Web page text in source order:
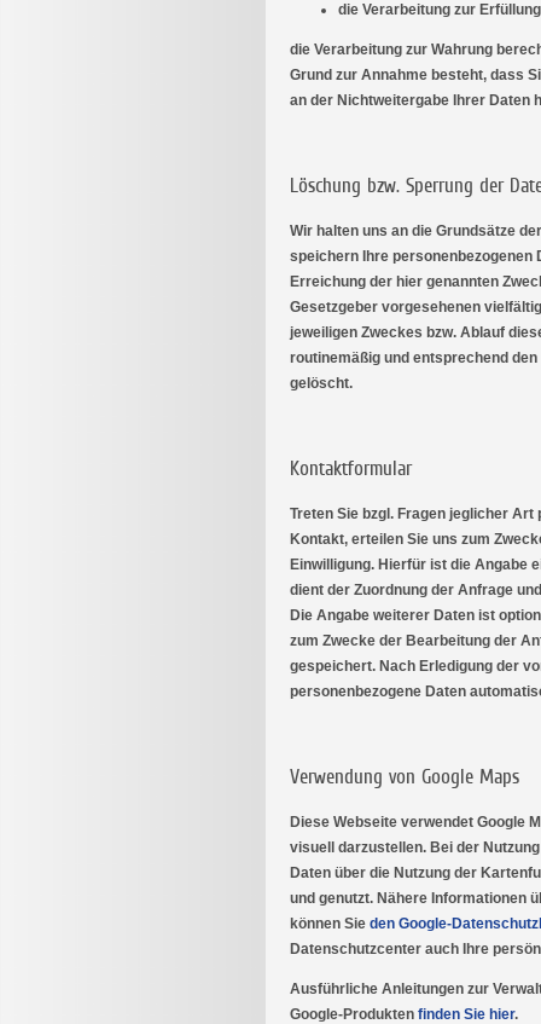
die Verarbeitung zur
die Verarbeitung zur Wahrung
Grund zur Annahme besteht, dass
an der Nichtweitergabe Ihrer Daten
Löschung bzw. Sperrung der
Wir halten uns an die Grundsätze
speichern Ihre personenbezogenen
Erreichung der hier genannten
Gesetzgeber vorgesehenen
jeweiligen Zweckes bzw. Ablauf
routinemäßig und entsprechend
gelöscht.
Kontaktformular
Treten Sie bzgl. Fragen jeglicher
Kontakt, erteilen Sie uns zum
Einwilligung. Hierfür ist die Angabe
dient der Zuordnung der Anfrage
Die Angabe weiterer Daten ist
zum Zwecke der Bearbeitung der
gespeichert. Nach Erledigung der
personenbezogene Daten
Verwendung von Google Maps
Diese Webseite verwendet Google
visuell darzustellen. Bei der
Daten über die Nutzung der
und genutzt. Nähere Informationen
können Sie den Google-
Datenschutzcenter auch Ihre
Ausführliche Anleitungen zur
Google-Produkten finden Sie hier.